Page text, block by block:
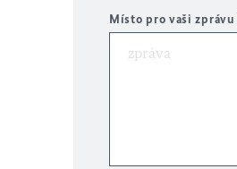
Místo pro vaši